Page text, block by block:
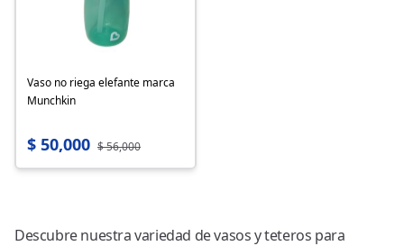
Vaso no riega elefante marca
Munchkin
$ 50,000 $ 56,000
Descubre nuestra variedad de vasos y teteros para